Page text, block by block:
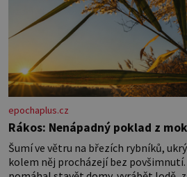
epochaplus.cz
Rákos: Nenápadný poklad z
Šumí ve větru na březích rybníků,
kolem něj procházejí bez